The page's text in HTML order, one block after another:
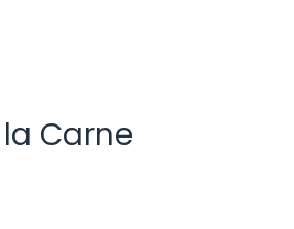
Carne